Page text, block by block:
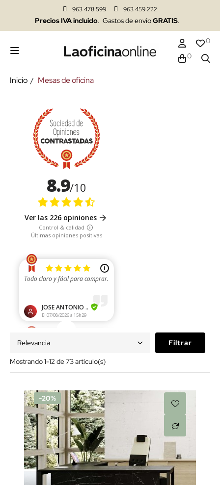
963 478 599 963 459 222
Precios IVA incluido. Gastos de envíoGRATIS.
0
0
Inicio Mesas de oficina
Relevancia Filtrar
Mostrando 1-12 de 73 artículo(s)
-20%